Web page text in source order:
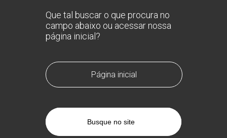
Que tal buscar o que procura no
campo abaixo ou acessar nossa
página inicial?
Página inicial